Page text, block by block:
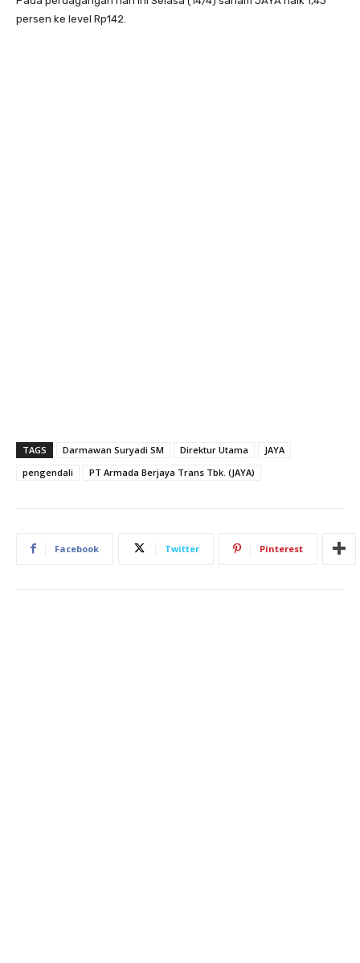
persen ke level Rp142.
TAGS Darmawan Suryadi SM Direktur Utama
JAYA
pengendali
PT Armada Berjaya Trans Tbk. (JAYA)
Facebook Twitter Pinterest